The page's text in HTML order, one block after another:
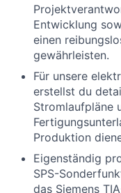
Entwicklung
einen
gewährleisten.
Für unsere
erstellst du
Stromlaufpläne
Produktion
Eigenständig
SPS-
das Siemens